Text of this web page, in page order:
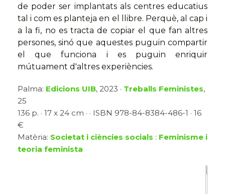
de poder ser implantats als centres educatius
tal i com es planteja en el llibre. Perquè, al cap i
a la fi, no es tracta de copiar el que fan altres
persones, sinó que aquestes puguin compartir
el que funciona i es puguin enriquir
mútuament d'altres experiències.
Palma: Edicions UIB, 2023 · Treballs Feministes,
25
136 p. · 17 x 24 cm · · ISBN 978-84-8384-486-1 · 16
€
Matèria: Societat i ciències socials : Feminisme i
teoria feminista